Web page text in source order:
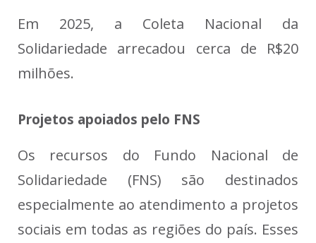
Em 2025, a Coleta Nacional da
Solidariedade arrecadou cerca de R$20
milhões.
Projetos apoiados pelo FNS
Os recursos do Fundo Nacional de
Solidariedade (FNS) são destinados
especialmente ao atendimento a projetos
sociais em todas as regiões do país. Esses